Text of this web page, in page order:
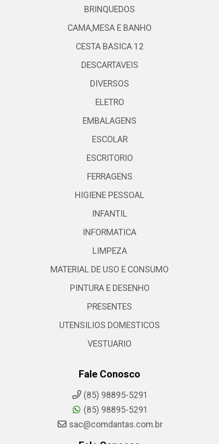
BRINQUEDOS
CAMA,MESA E BANHO
CESTA BASICA 12
DESCARTAVEIS
DIVERSOS
ELETRO
EMBALAGENS
ESCOLAR
ESCRITORIO
FERRAGENS
HIGIENE PESSOAL
INFANTIL
INFORMATICA
LIMPEZA
MATERIAL DE USO E CONSUMO
PINTURA E DESENHO
PRESENTES
UTENSILIOS DOMESTICOS
VESTUARIO
Fale Conosco
(85) 98895-5291
(85) 98895-5291
sac@comdantas.com.br